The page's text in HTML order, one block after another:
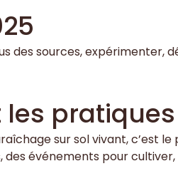
des sources, expérimenter,
les
sur sol vivant, c’est
des événements pour